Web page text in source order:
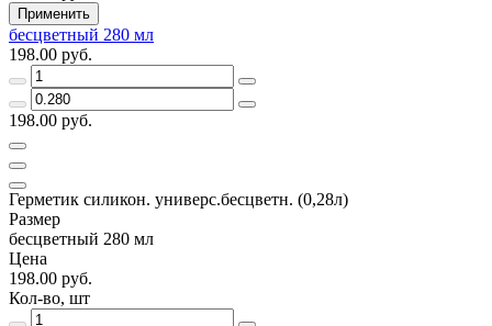
Применить
бесцветный 280 мл
198.00 руб.
198.00 руб.
Герметик силикон. универс.бесцветн. (0,28л)
Размер
бесцветный 280 мл
Цена
198.00 руб.
Кол-во, шт